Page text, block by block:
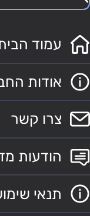
עמוד
אודות
צרו קשר
הודעות
תנאי